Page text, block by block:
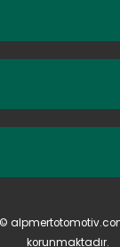
korunmaktadır.